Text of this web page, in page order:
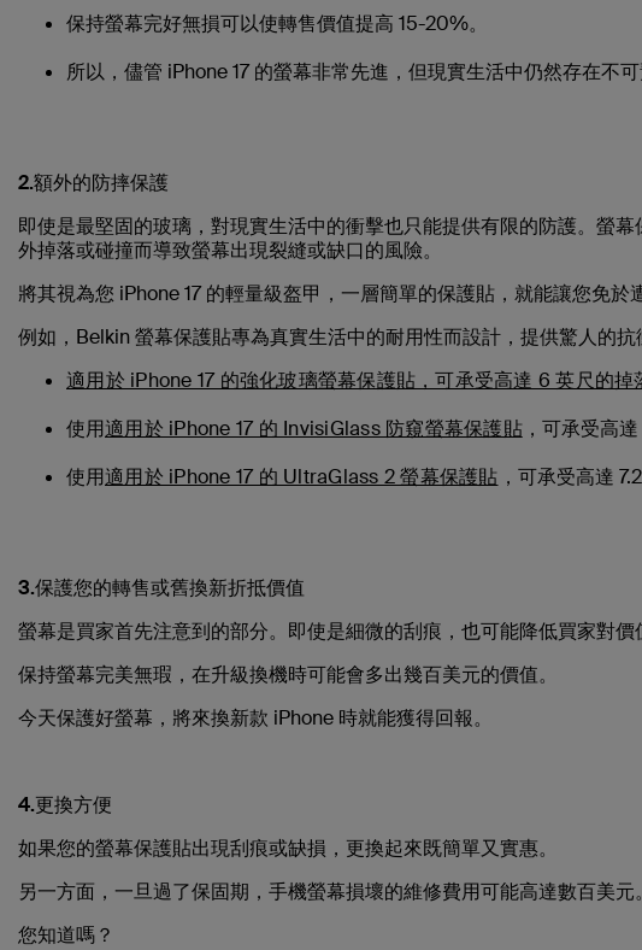
保持螢幕完好無損可以使轉售價值提高 15-20%。
所以，儘管 iPhone 17 的螢幕非常先進，但現實生活中仍然存在不
2.額外的防摔保護
即使是最堅固的玻璃，對現實生活中的衝擊也只能提供有限的防護。螢
外掉落或碰撞而導致螢幕出現裂縫或缺口的風險。
將其視為您 iPhone 17 的輕量級盔甲，一層簡單的保護貼，就能讓您免於
例如，Belkin 螢幕保護貼專為真實生活中的耐用性而設計，提供驚人的抗
適用於 iPhone 17 的強化玻璃螢幕保護貼，可承受高達 6 英尺的掉
使用適用於 iPhone 17 的 InvisiGlass 防窺螢幕保護貼，可承受高
使用適用於 iPhone 17 的 UltraGlass 2 螢幕保護貼 ，可承受高達
3.保護您的轉售或舊換新折抵價值
螢幕是買家首先注意到的部分。即使是細微的刮痕，也可能降低買家對價
保持螢幕完美無瑕，在升級換機時可能會多出幾百美元的價值。
今天保護好螢幕，將來換新款 iPhone 時就能獲得回報。
4.更換方便
如果您的螢幕保護貼出現刮痕或缺損，更換起來既簡單又實惠。
另一方面，一旦過了保固期，手機螢幕損壞的維修費用可能高達數百美元。
您知道嗎？